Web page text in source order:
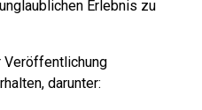
Erlebnis zu
darunter: